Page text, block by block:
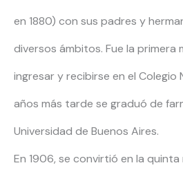
en 1880) con sus padres y
diversos ámbitos. Fue la primera
ingresar y recibirse en el Colegio
años más tarde se graduó de
Universidad de Buenos Aires.
En 1906, se convirtió en la